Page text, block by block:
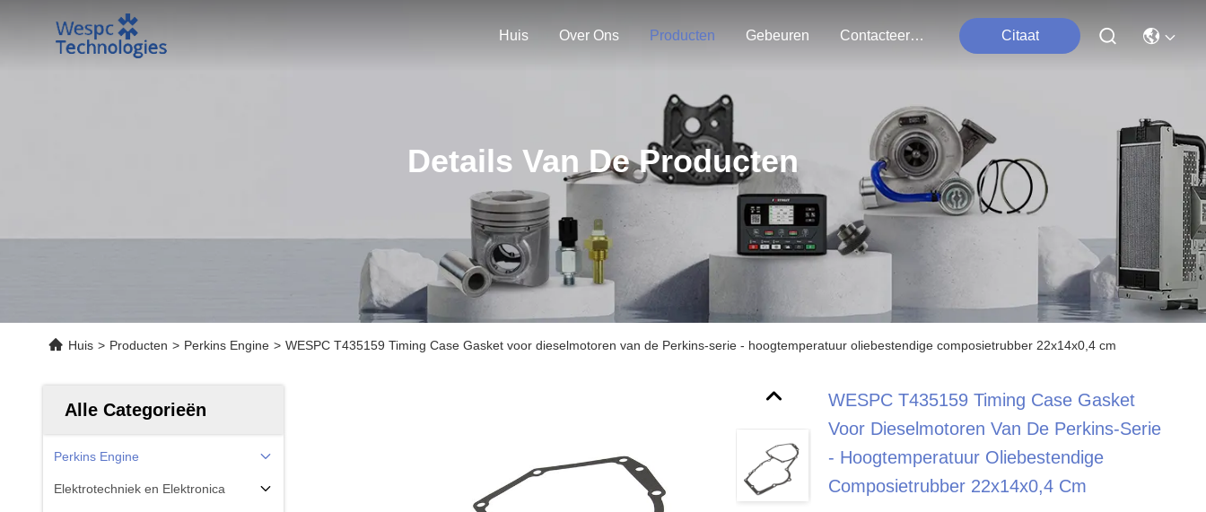
Huis Over Ons Producten Gebeuren Contacteer Ons Citaat
Details Van De Producten
Huis > Producten > Perkins Engine > WESPC T435159 Timing Case Gasket voor dieselmotoren van de Perkins-serie - hoogtemperatuur oliebestendige composietrubber 22x14x0,4 cm
Alle Categorieën
Perkins Engine
Elektrotechniek en Elektronica
WESPC T435159 Timing Case Gasket
Voor Dieselmotoren Van De Perkins-Serie
- Hoogtemperatuur Oliebestendige
Composietrubber 22x14x0,4 Cm